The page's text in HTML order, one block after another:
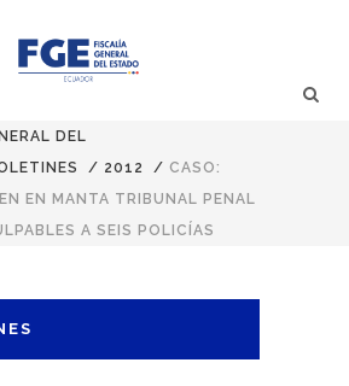
DEL
/ 2012 / CASO:
EN MANTA TRIBUNAL PENAL
A SEIS POLICÍAS